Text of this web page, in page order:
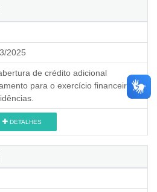
2025
de crédito adicional
para o exercício financeiro
DETALHES